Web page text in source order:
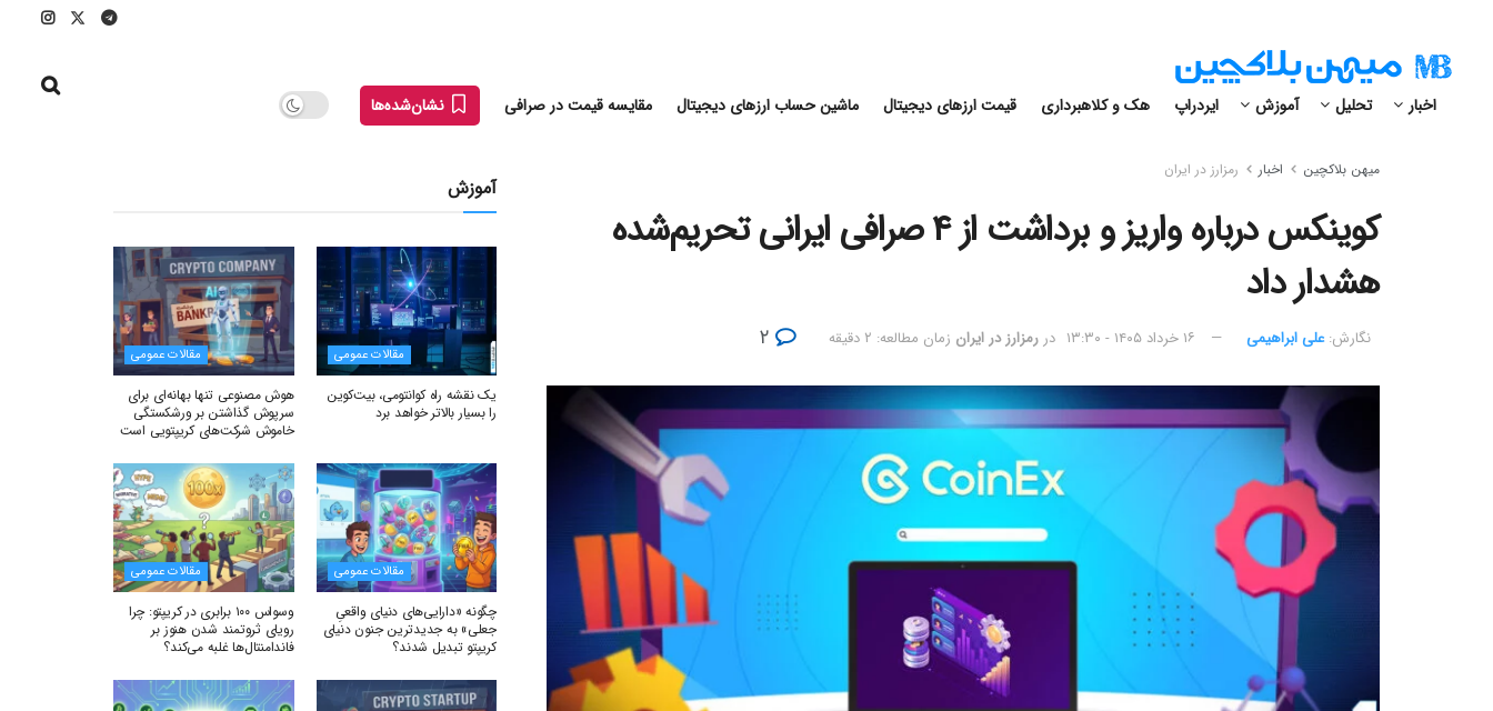
اخبار تحلیل آموزش ایردراپ هک و کلاهبرداری قیمت ارزهای دیجیتال ماشین حساب ارزهای دیجیتال مقایسه قیمت در صرافی نشان‌شده‌ها
میهن بلاکچین اخبار رمزارز در ایران
کوینکس درباره واریز و برداشت از ۴ صرافی ایرانی تحریم‌شده
هشدار داد
نگارش:‌ علی ابراهیمی ۱۶ خرداد ۱۴۰۵ - ۱۳:۳۰ در رمزارز در ایران زمان مطالعه: ۲ دقیقه
آموزش
مقالات عمومی
یک نقشه راه کوانتومی، بیت‌کوین
را بسیار بالاتر خواهد برد
مقالات عمومی
هوش مصنوعی تنها بهانه‌ای برای
سرپوش گذاشتن بر ورشکستگی
خاموش شرکت‌های کریپتویی است
مقالات عمومی
چگونه «دارایی‌های دنیای واقعیِ
جعلی» به جدیدترین جنون دنیای
کریپتو تبدیل شدند؟
مقالات عمومی
وسواس ۱۰۰ برابری در کریپتو: چرا
رویای ثروتمند شدن هنوز بر
فاندامنتال‌ها غلبه می‌کند؟